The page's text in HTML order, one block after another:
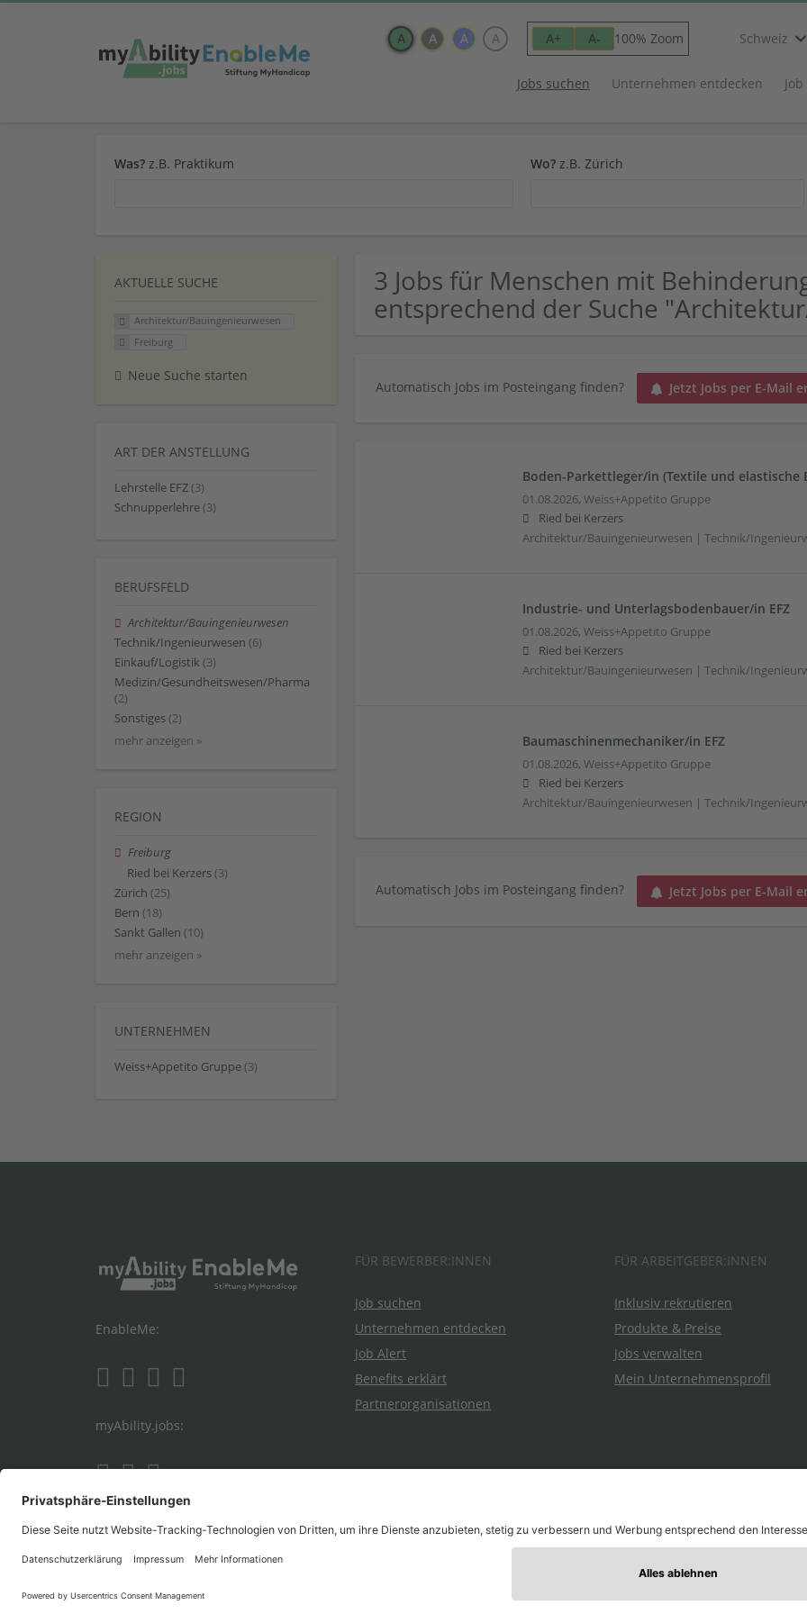
A A A A A+ A- 100% Zoom Schweiz
Jobs suchen Unternehmen entdecken
Was? z.B. Praktikum Wo? z.B. Zürich
AKTUELLE SUCHE
Architektur/Bauingenieurwesen
Freiburg
Neue Suche starten
ART DER ANSTELLUNG
Lehrstelle EFZ (3)
Schnupperlehre (3)
BERUFSFELD
Architektur/Bauingenieurwesen
Technik/Ingenieurwesen (6)
Einkauf/Logistik (3)
Medizin/Gesundheitswesen/Pharma
(2)
Sonstiges (2)
mehr anzeigen »
REGION
Freiburg
Ried bei Kerzers (3)
Zürich (25)
Bern (18)
Sankt Gallen (10)
mehr anzeigen »
UNTERNEHMEN
Weiss+Appetito Gruppe (3)
3 Jobs für Menschen mit
entsprechend der Suche
Automatisch Jobs im Posteingang finden? Jetzt Jobs per E-Mail
Boden-Parkettleger/in (Textile und elastische
01.08.2026, Weiss+Appetito Gruppe
Ried bei Kerzers
Architektur/Bauingenieurwesen | Technik/
Industrie- und Unterlagsbodenbauer/in EFZ
01.08.2026, Weiss+Appetito Gruppe
Ried bei Kerzers
Architektur/Bauingenieurwesen | Technik/
Baumaschinenmechaniker/in EFZ
01.08.2026, Weiss+Appetito Gruppe
Ried bei Kerzers
Architektur/Bauingenieurwesen | Technik/
Automatisch Jobs im Posteingang finden? Jetzt Jobs per E-Mail
EnableMe:
myAbility.jobs:
FÜR BEWERBER:INNEN
Job suchen
Unternehmen entdecken
Job Alert
Benefits erklärt
Partnerorganisationen
FÜR ARBEITGEBER:INNEN
Inklusiv rekrutieren
Produkte & Preise
Jobs verwalten
Mein Unternehmensprofil
Ein Projekt von EnableMe & myAbility | Bei Nutzung dieser Seite stimmen Sie denAGBszu.